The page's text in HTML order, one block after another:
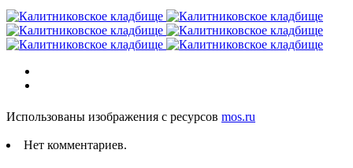
Использованы изображения с ресурсов mos.ru
Нет комментариев.